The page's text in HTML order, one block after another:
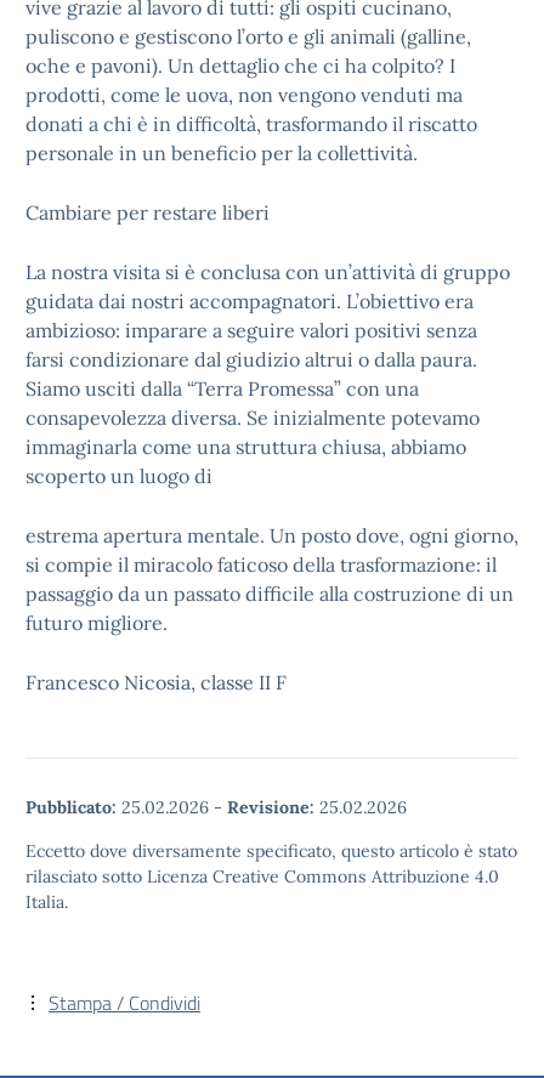
vive grazie al lavoro di tutti: gli ospiti cucinano,
puliscono e gestiscono l’orto e gli animali (galline,
oche e pavoni). Un dettaglio che ci ha colpito? I
prodotti, come le uova, non vengono venduti ma
donati a chi è in difficoltà, trasformando il riscatto
personale in un beneficio per la collettività.
Cambiare per restare liberi
La nostra visita si è conclusa con un’attività di gruppo
guidata dai nostri accompagnatori. L’obiettivo era
ambizioso: imparare a seguire valori positivi senza
farsi condizionare dal giudizio altrui o dalla paura.
Siamo usciti dalla “Terra Promessa” con una
consapevolezza diversa. Se inizialmente potevamo
immaginarla come una struttura chiusa, abbiamo
scoperto un luogo di
estrema apertura mentale. Un posto dove, ogni giorno,
si compie il miracolo faticoso della trasformazione: il
passaggio da un passato difficile alla costruzione di un
futuro migliore.
Francesco Nicosia, classe II F
Pubblicato: 25.02.2026 - Revisione: 25.02.2026
Eccetto dove diversamente specificato, questo articolo è stato
rilasciato sotto Licenza Creative Commons Attribuzione 4.0
Italia.
Stampa / Condividi